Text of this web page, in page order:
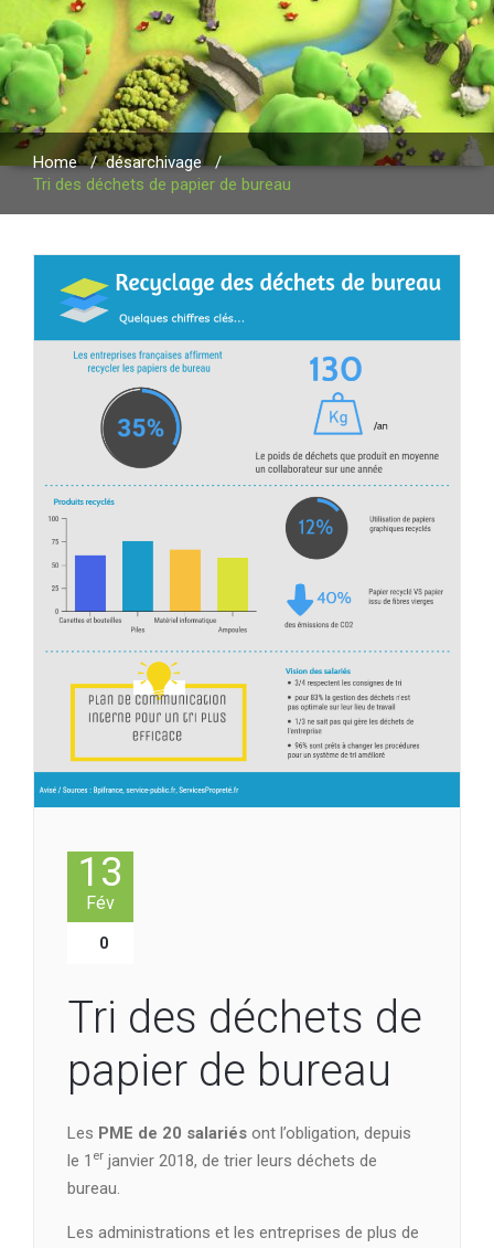
Home/désarchivage/
Tri des déchets de papier de bureau
13
Fév
0
Tri des déchets de
papier de bureau
Les PME de 20 salariés ont l’obligation, depuis
le 1 er janvier 2018, de trier leurs déchets de
bureau.
Les administrations et les entreprises de plus de